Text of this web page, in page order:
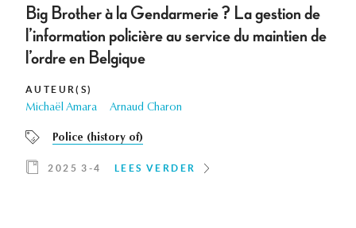
Big Brother à la Gendarmerie ? La gestion de
l’information policière au service du maintien de
l’ordre en Belgique
AUTEUR(S)
Michaël Amara Arnaud Charon
Police (history of)
2025 3-4 LEES VERDER